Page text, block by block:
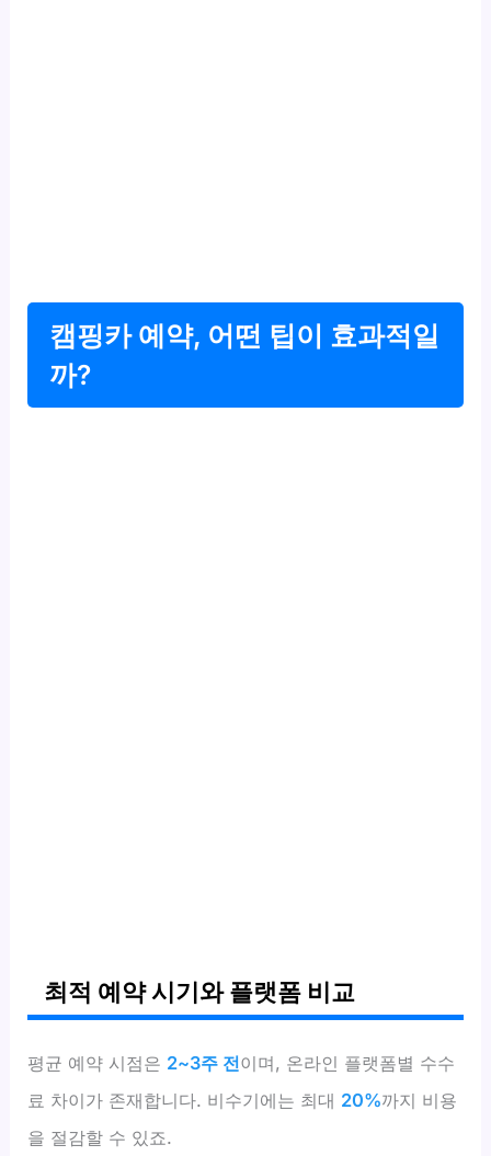
캠핑카 예약, 어떤 팁이 효과적일
까?
최적 예약 시기와 플랫폼 비교
평균 예약 시점은 2~3주 전이며, 온라인 플랫폼별 수수
료 차이가 존재합니다. 비수기에는 최대 20%까지 비용
을 절감할 수 있죠.